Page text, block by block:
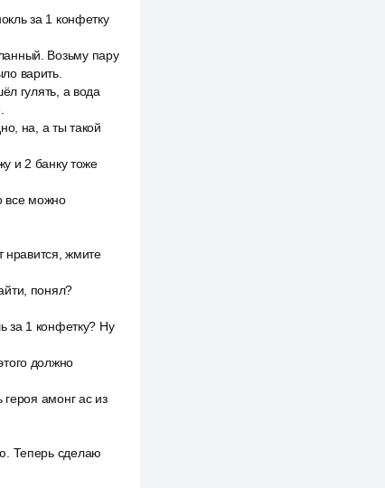
за 1 конфетку
Возьму пару
варить.
гулять, а вода
на, а ты такой
и 2 банку тоже
все можно
нравится, жмите
понял?
за 1 конфетку? Ну
должно
героя амонг ас из
Теперь сделаю